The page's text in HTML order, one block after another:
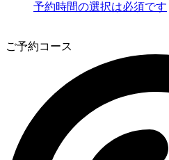
予約時間の選択は必須です
ご予約コース